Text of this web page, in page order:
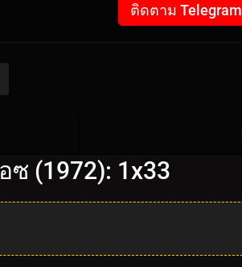
ติดตาม Telegram
ซ (1972): 1x33